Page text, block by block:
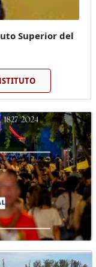
Superior del